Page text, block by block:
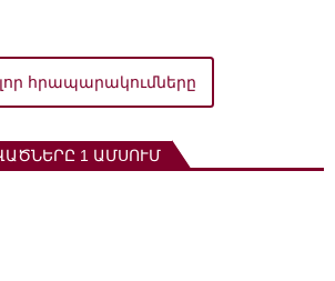
հրապարակումները
1 ԱՄՍՈՒՄ